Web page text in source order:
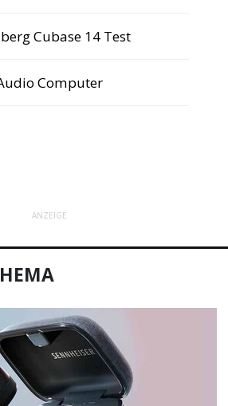
Cubase 14 Test
Computer
ANZEIGE